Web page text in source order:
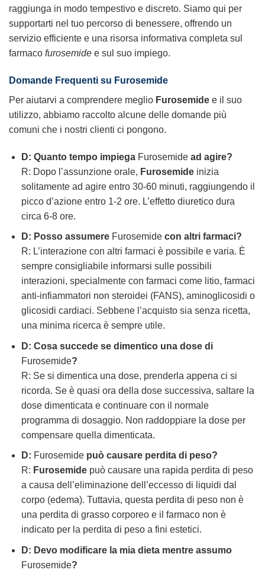
raggiunga in modo tempestivo e discreto. Siamo qui per
supportarti nel tuo percorso di benessere, offrendo un
servizio efficiente e una risorsa informativa completa sul
farmaco furosemide e sul suo impiego.
Domande Frequenti su Furosemide
Per aiutarvi a comprendere meglio Furosemide e il suo
utilizzo, abbiamo raccolto alcune delle domande più
comuni che i nostri clienti ci pongono.
D: Quanto tempo impiega Furosemidead agire?
R: Dopo l’assunzione orale, Furosemideinizia
solitamente ad agire entro 30-60 minuti, raggiungendo il
picco d’azione entro 1-2 ore. L’effetto diuretico dura
circa 6-8 ore.
D: Posso assumere Furosemidecon altri farmaci?
R: L’interazione con altri farmaci è possibile e varia. È
sempre consigliabile informarsi sulle possibili
interazioni, specialmente con farmaci come litio, farmaci
anti-infiammatori non steroidei (FANS), aminoglicosidi o
glicosidi cardiaci. Sebbene l’acquisto sia senza ricetta,
una minima ricerca è sempre utile.
D: Cosa succede se dimentico una dose di
Furosemide?
R: Se si dimentica una dose, prenderla appena ci si
ricorda. Se è quasi ora della dose successiva, saltare la
dose dimenticata e continuare con il normale
programma di dosaggio. Non raddoppiare la dose per
compensare quella dimenticata.
D: Furosemidepuò causare perdita di peso?
R: Furosemidepuò causare una rapida perdita di peso
a causa dell’eliminazione dell’eccesso di liquidi dal
corpo (edema). Tuttavia, questa perdita di peso non è
una perdita di grasso corporeo e il farmaco non è
indicato per la perdita di peso a fini estetici.
D: Devo modificare la mia dieta mentre assumo
Furosemide?